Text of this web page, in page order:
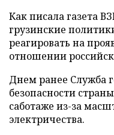
Как писала газета
грузинские
реагировать на
отношении
Днем ранее Служба
безопасности страны
саботаже из-за
электричества.